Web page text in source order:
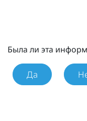
Была ли эта
Да